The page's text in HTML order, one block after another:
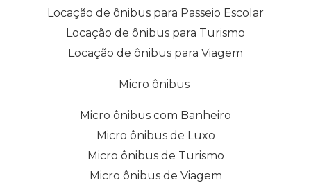
Locação de ônibus para Passeio Escolar
Locação de ônibus para Turismo
Locação de ônibus para Viagem
Micro ônibus
Micro ônibus com Banheiro
Micro ônibus de Luxo
Micro ônibus de Turismo
Micro ônibus de Viagem